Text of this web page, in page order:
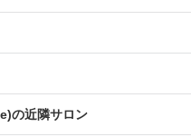
の近隣サロン